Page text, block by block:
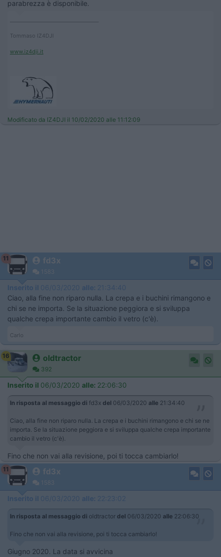
parabrezza è disponibile.
Tommaso IZ4DJI
www.iz4dji.it
Modificato da IZ4DJI il 10/02/2020 alle 11:12:09
11 fd3x
1583
Inserito il 06/03/2020 alle: 21:34:40
Ciao, alla fine non riparo nulla. La crepa e i buchini rimangono e
chi se ne importa. Se la situazione peggiora e si sviluppa
qualche crepa importante cambio il vetro (c'è).
Carlo
16 oldtractor
392
Inserito il 06/03/2020 alle: 22:06:30
In risposta al messaggio di fd3x del 06/03/2020 alle 21:34:40
Ciao, alla fine non riparo nulla. La crepa e i buchini rimangono e chi se ne
importa. Se la situazione peggiora e si sviluppa qualche crepa importante
cambio il vetro (c'è).
Fino che non vai alla revisione, poi ti tocca cambiarlo!
11 fd3x
1583
Inserito il 06/03/2020 alle: 22:23:02
In risposta al messaggio di oldtractor del 06/03/2020 alle 22:06:30
Fino che non vai alla revisione, poi ti tocca cambiarlo!
Giugno 2020. La data si avvicina